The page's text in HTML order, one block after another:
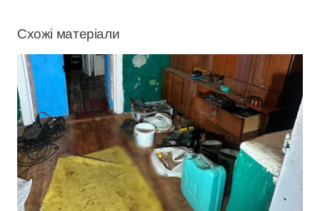
Схожі матеріали